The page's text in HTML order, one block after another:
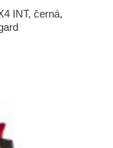
INT, černá,